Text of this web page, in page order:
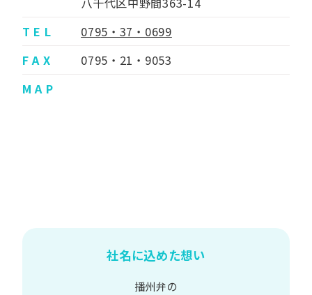
T E L
0795・37・0699
F A X
0795・21・9053
M A P
社名に込めた想い
播州弁の